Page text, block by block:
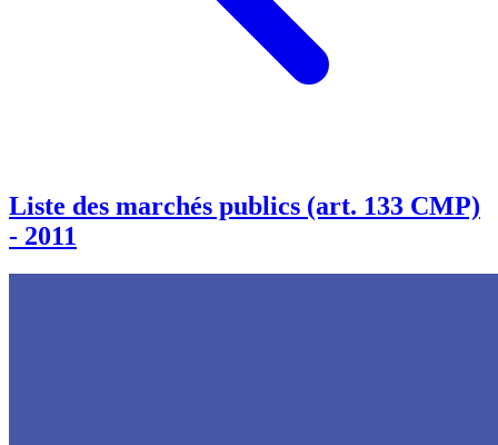
Liste des marchés publics (art. 133 CMP)
- 2011